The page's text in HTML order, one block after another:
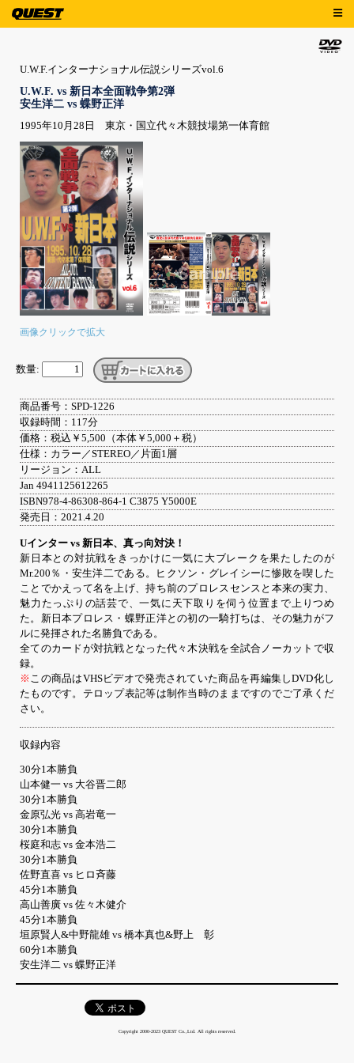
U.W.F.インターナショナル伝説シリーズvol.6
U.W.F. vs 新日本全面戦争第2弾
安生洋二 vs 蝶野正洋
1995年10月28日 東京・国立代々木競技場第一体育館
画像クリックで拡大
数量:
商品番号：SPD-1226
収録時間：117分
価格：税込￥5,500（本体￥5,000＋税）
仕様：カラー／STEREO／片面1層
リージョン：ALL
Jan 4941125612265
ISBN978-4-86308-864-1 C3875 Y5000E
発売日：2021.4.20
Uインター vs 新日本、真っ向対決！
新日本との対抗戦をきっかけに一気に大ブレークを果たしたのが
Mr.200％・安生洋二である。ヒクソン・グレイシーに惨敗を喫した
ことでかえって名を上げ、持ち前のプロレスセンスと本来の実力、
魅力たっぷりの話芸で、一気に天下取りを伺う位置まで上りつめ
た。新日本プロレス・蝶野正洋との初の一騎打ちは、その魅力がフ
ルに発揮された名勝負である。
全てのカードが対抗戦となった代々木決戦を全試合ノーカットで収
録。
※ この商品はVHSビデオで発売されていた商品を再編集しDVD化し
たものです。テロップ表記等は制作当時のままですのでご了承くだ
さい。
収録内容
30分1本勝負
山本健一 vs 大谷晋二郎
30分1本勝負
金原弘光 vs 高岩竜一
30分1本勝負
桜庭和志 vs 金本浩二
30分1本勝負
佐野直喜 vs ヒロ斉藤
45分1本勝負
高山善廣 vs 佐々木健介
45分1本勝負
垣原賢人&中野龍雄 vs 橋本真也&野上 彰
60分1本勝負
安生洋二 vs 蝶野正洋
Copyright 2000-2023 QUEST Co.,Ltd. All rights reserved.